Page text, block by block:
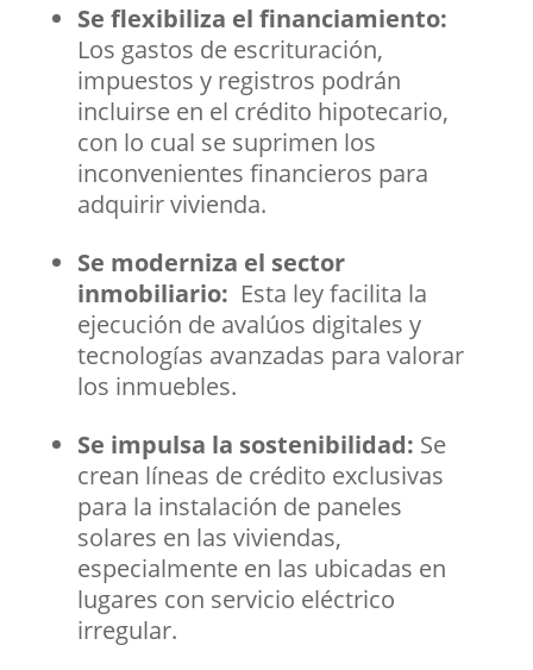
Se flexibiliza el financiamiento:
Los gastos de escrituración,
impuestos y registros podrán
incluirse en el crédito hipotecario,
con lo cual se suprimen los
inconvenientes financieros para
adquirir vivienda.
Se moderniza el sector
inmobiliario: Esta ley facilita la
ejecución de avalúos digitales y
tecnologías avanzadas para valorar
los inmuebles.
Se impulsa la sostenibilidad: Se
crean líneas de crédito exclusivas
para la instalación de paneles
solares en las viviendas,
especialmente en las ubicadas en
lugares con servicio eléctrico
irregular.